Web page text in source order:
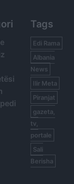
Tags
Edi Rama
Albania
News
Ilir Meta
Piranjat
gazeta,
tv,
portale
Sali
Berisha